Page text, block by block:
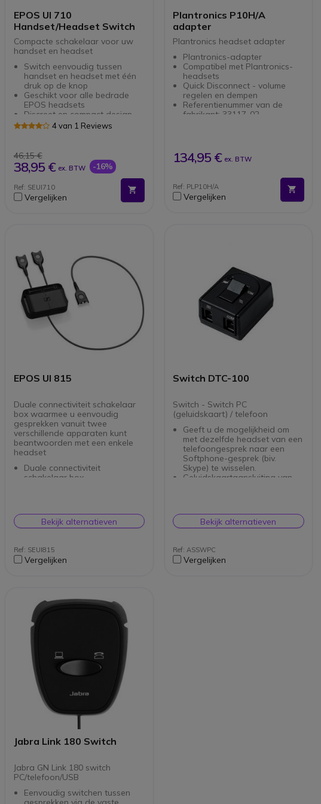
EPOS UI 710
Handset/Headset Switch
Compacte schakelaar voor uw
handset en headset
Switch eenvoudig tussen
handset en headset met één
druk op de knop
Geschikt voor alle bedrade
EPOS headsets
Discreet en compact design
Compatibel met vrijwel alle
4 van 1 Reviews
46,15 €
38,95 € ex. BTW -16%
Ref: SEUI710
Vergelijken
Plantronics P10H/A
adapter
Plantronics headset adapter
Plantronics-adapter
Compatibel met Plantronics-
headsets
Quick Disconnect - volume
regelen en dempen
Referentienummer van de
fabrikant: 33117-02
134,95 € ex. BTW
Ref: PLP10H/A
Vergelijken
EPOS UI 815
Duale connectiviteit schakelaar
box waarmee u eenvoudig
gesprekken vanuit twee
verschillende apparaten kunt
beantwoorden met een enkele
headset
Duale connectiviteit
schakelaar box
Quick Disconnect (QD)
Unified Communications (UC)
Bekijk alternatieven
Ref: SEUI815
Vergelijken
Switch DTC-100
Switch - Switch PC
(geluidskaart) / telefoon
Geeft u de mogelijkheid om
met dezelfde headset van een
telefoongesprek naar een
Softphone-gesprek (biv.
Skype) te wisselen.
Geluidskaartaansluiting van
Knop om van het ene gesprek
naar het andere te gaan.
Bekijk alternatieven
Ref: ASSWPC
Vergelijken
Jabra Link 180 Switch
Jabra GN Link 180 switch
PC/telefoon/USB
Eenvoudig switchen tussen